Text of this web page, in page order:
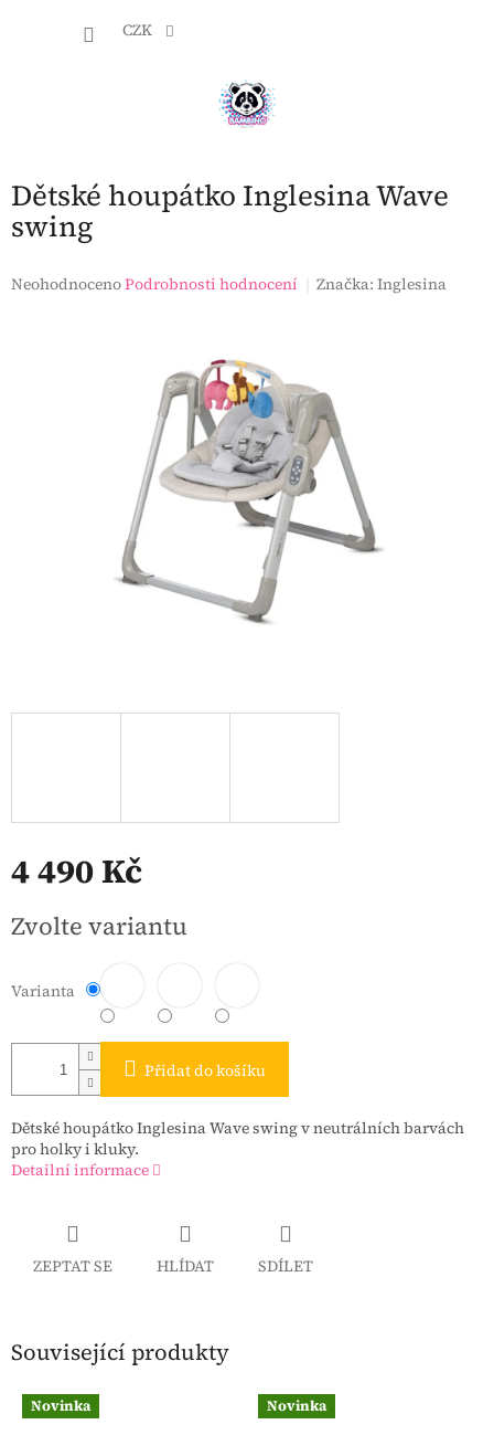
CZK
Dětské houpátko Inglesina Wave
swing
Průměrné
NeohodnocenoPodrobnosti hodnocení Značka:Inglesina
4 490 Kč
cena:
Zvolte variantu
Varianta
Přidat do košíku
Dětské houpátko Inglesina Wave swing v neutrálních barvách
pro holky i kluky.
Detailní informace
ZEPTAT SE HLÍDAT SDÍLET
Související produkty
Novinka Novinka